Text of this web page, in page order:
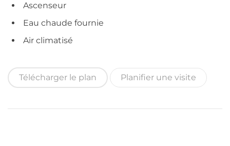
Ascenseur
Eau chaude fournie
Air climatisé
Télécharger le plan Planifier une visite